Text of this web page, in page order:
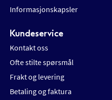
Informasjonskapsler
Kundeservice
Kontakt oss
Ofte stilte spørsmål
Frakt og levering
Betaling og faktura